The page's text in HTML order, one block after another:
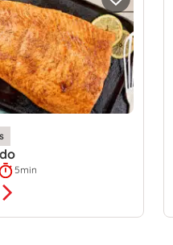
5min